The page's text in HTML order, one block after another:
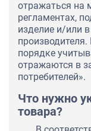
отражаться на
регламентах,
изделие и/или
порядке
отражаются в
потребителей».
Что нужно
товара?